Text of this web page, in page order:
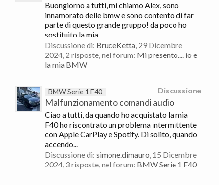
Buongiorno a tutti, mi chiamo Alex, sono
innamorato delle bmw e sono contento di far
parte di questo grande gruppo! da poco ho
sostituito la mia...
Discussione di: BruceKetta, 29 Dicembre
2024, 2 risposte, nel forum: Mi presento.... io e
la mia BMW
Discussione
BMW Serie 1 F40
Malfunzionamento comandi audio
Ciao a tutti, da quando ho acquistato la mia
F40 ho riscontrato un problema intermittente
con Apple CarPlay e Spotify. Di solito, quando
accendo...
Discussione di: simone.dimauro, 15 Dicembre
2024, 3 risposte, nel forum: BMW Serie 1 F40